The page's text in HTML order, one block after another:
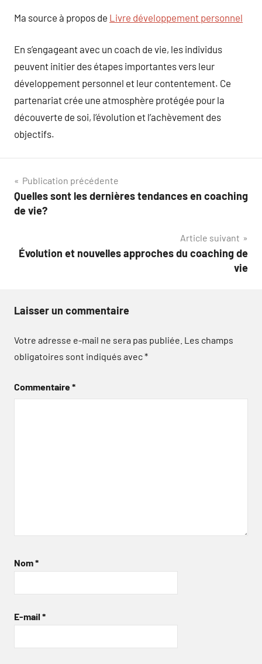
Ma source à propos de Livre développement personnel
En s’engageant avec un coach de vie, les individus
peuvent initier des étapes importantes vers leur
développement personnel et leur contentement. Ce
partenariat crée une atmosphère protégée pour la
découverte de soi, l’évolution et l’achèvement des
objectifs.
Navigation
de
Publication précédente
Quelles sont les dernières tendances en coaching
de vie?
Article suivant
Évolution et nouvelles approches du coaching de
vie
Laisser un commentaire
Votre adresse e-mail ne sera pas publiée. Les champs
obligatoires sont indiqués avec*
Commentaire*
Nom*
E-mail *